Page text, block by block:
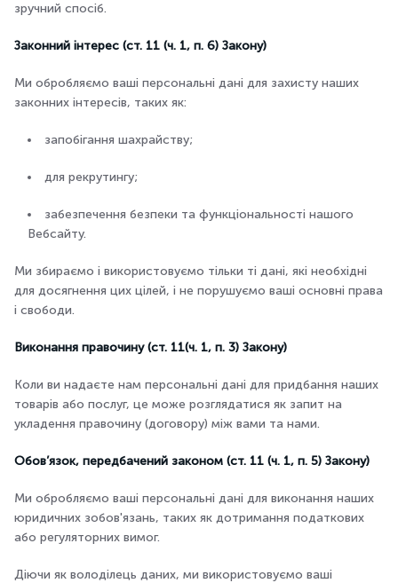
зручний спосіб.
Законний інтерес (ст. 11 (ч. 1, п. 6) Закону)
Ми обробляємо ваші персональні дані для захисту наших
законних інтересів, таких як:
запобігання шахрайству;
для рекрутингу;
забезпечення безпеки та функціональності нашого
Вебсайту.
Ми збираємо і використовуємо тільки ті дані, які необхідні
для досягнення цих цілей, і не порушуємо ваші основні права
і свободи.
Виконання правочину (ст. 11(ч. 1, п. 3) Закону)
Коли ви надаєте нам персональні дані для придбання наших
товарів або послуг, це може розглядатися як запит на
укладення правочину (договору) між вами та нами.
Обов’язок, передбачений законом (ст. 11 (ч. 1, п. 5) Закону)
Ми обробляємо ваші персональні дані для виконання наших
юридичних зобов'язань, таких як дотримання податкових
або регуляторних вимог.
Діючи як володілець даних, ми використовуємо ваші